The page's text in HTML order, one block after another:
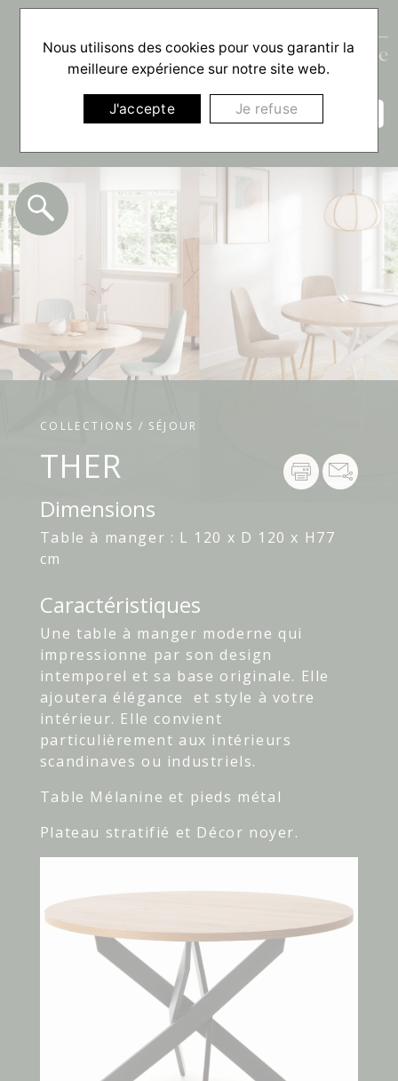
☰
COLLECTIONS / SÉJOUR
THER
Dimensions
Table à manger : L 120 x D 120 x H77
cm
Caractéristiques
Une table à manger moderne qui
impressionne par son design
intemporel et sa base originale. Elle
ajoutera élégance et style à votre
intérieur. Elle convient
particulièrement aux intérieurs
scandinaves ou industriels.
Table Mélanine et pieds métal
Plateau stratifié et Décor noyer.
Nous utilisons des cookies pour vous garantir la
meilleure expérience sur notre site web.
J'accepte Je refuse